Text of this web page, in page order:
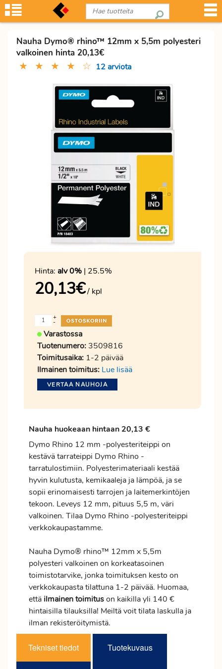
Nauha Dymo® rhino™ 12mm x 5,5m polyesteri
valkoinen hinta 20,13€
★ ★ ★ ★ ☆ 12 arviota
Hinta: alv 0% | 25.5%
20,13€/ kpl
-
+
Varastossa
Tuotenumero: 3509816
Toimitusaika: 1-2 päivää
Ilmainen toimitus: Lue lisää
VERTAA NAUHOJA
Nauha huokeaan hintaan 20,13 €
Dymo Rhino 12 mm -polyesteriteippi on
kestävä tarrateippi Dymo Rhino -
tarratulostimiin. Polyesterimateriaali kestää
hyvin kulutusta, kemikaaleja ja lämpöä, ja se
sopii erinomaisesti tarrojen ja laitemerkintöjen
tekoon. Leveys 12 mm, pituus 5,5 m, väri
valkoinen. Tilaa Dymo Rhino -polyesteriteippi
verkkokaupastamme.
Nauha Dymo® rhino™ 12mm x 5,5m
polyesteri valkoinen on korkeatasoinen
toimistotarvike, jonka toimituksen kesto on
verkkokaupasta tilattuna 1-2 päivää. Huomaa,
että ilmainentoimituson kaikilla yli 140 €
hintaisilla tilauksilla! Meiltä voit tilata laskulla ja
ilman rekisteröitymistä.
Tekniset tiedot Tuotekuvaus